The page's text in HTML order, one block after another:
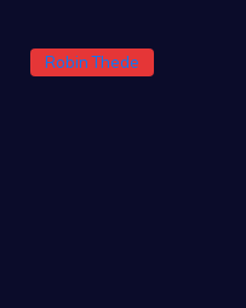
Robin Thede